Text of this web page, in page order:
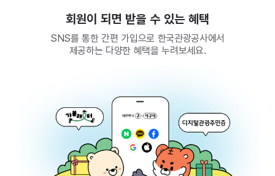
회원이 되면 받을 수 있는 혜택
SNS를 통한 간편 가입으로 한국관광공사에서
제공하는 다양한 혜택을 누려보세요.
202-81-50707
통신판매업신고
제2009-서울중구-1234호